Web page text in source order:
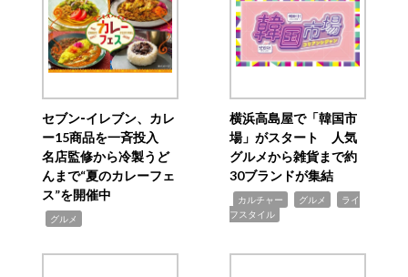
セブン‐イレブン、カレ
ー15商品を一斉投入
名店監修から冷製うど
んまで“夏のカレーフェ
ス”を開催中
グルメ
横浜高島屋で「韓国市
場」がスタート 人気
グルメから雑貨まで約
30ブランドが集結
カルチャー グルメ
ライ
フスタイル